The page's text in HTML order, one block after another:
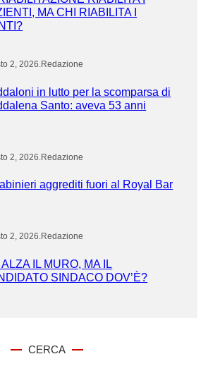
MA CHI RIABILITA I
2, 2026.Redazione
in lutto per la scomparsa di
Santo: aveva 53 anni
2, 2026 Redazione
aggrediti fuori al Royal Bar
2, 2026.Redazione
IL MURO, MA IL
SINDACO DOV’È?
CERCA